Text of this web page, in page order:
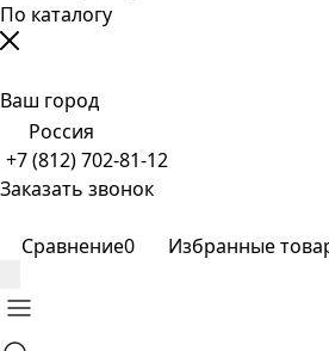
По каталогу
Ваш город
Россия
+7 (812) 702-81-12
Заказать звонок
Сравнение0 Избранные